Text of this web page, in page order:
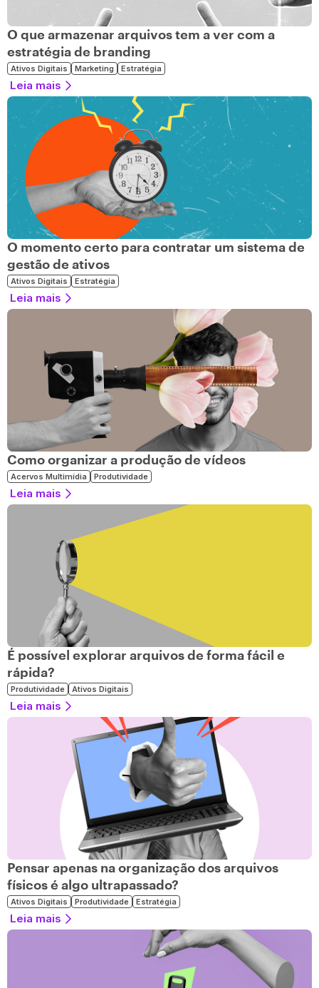
O que armazenar arquivos tem a ver com a
estratégia de branding
Ativos Digitais Marketing Estratégia
Leia mais
O momento certo para contratar um sistema de
gestão de ativos
Ativos Digitais Estratégia
Leia mais
Como organizar a produção de vídeos
Acervos Multimídia Produtividade
Leia mais
É possível explorar arquivos de forma fácil e
rápida?
Produtividade Ativos Digitais
Leia mais
Pensar apenas na organização dos arquivos
físicos é algo ultrapassado?
Ativos Digitais Produtividade Estratégia
Leia mais